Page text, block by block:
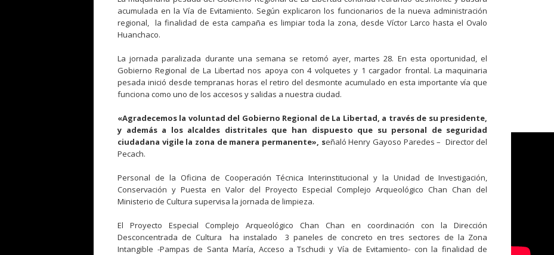
acumulada en la Vía de Evitamiento. Según explicaron los funcionarios de la nueva administración
regional, la finalidad de esta campaña es limpiar toda la zona, desde Víctor Larco hasta el Ovalo
Huanchaco.
La jornada paralizada durante una semana se retomó ayer, martes 28. En esta oportunidad, el
Gobierno Regional de La Libertad nos apoya con 4 volquetes y 1 cargador frontal. La maquinaria
pesada inició desde tempranas horas el retiro del desmonte acumulado en esta importante vía que
funciona como uno de los accesos y salidas a nuestra ciudad.
«Agradecemos la voluntad del Gobierno Regional de La Libertad, a través de su presidente,
y además a los alcaldes distritales que han dispuesto que su personal de seguridad
ciudadana vigile la zona de manera permanente», señaló Henry Gayoso Paredes – Director del
Pecach.
Personal de la Oficina de Cooperación Técnica Interinstitucional y la Unidad de Investigación,
Conservación y Puesta en Valor del Proyecto Especial Complejo Arqueológico Chan Chan del
Ministerio de Cultura supervisa la jornada de limpieza.
El Proyecto Especial Complejo Arqueológico Chan Chan en coordinación con la Dirección
Desconcentrada de Cultura ha instalado 3 paneles de concreto en tres sectores de la Zona
Intangible -Pampas de Santa María, Acceso a Tschudi y Vía de Evitamiento- con la finalidad de